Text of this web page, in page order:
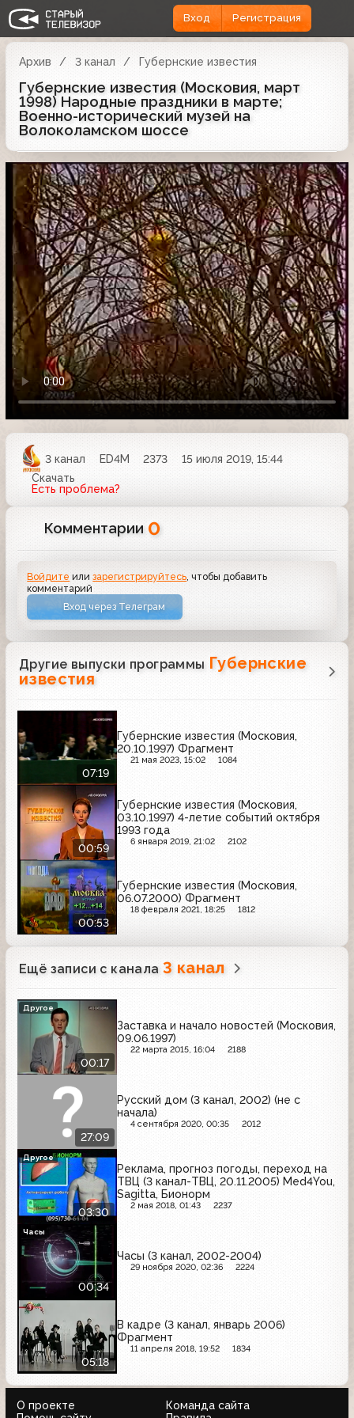
Вход Регистрация
Архив 3 канал Губернские известия
Губернские известия (Московия, март
1998) Народные праздники в марте;
Военно-исторический музей на
Волоколамском шоссе
3 канал ED4M 2373
15 июля 2019, 15:44
Скачать
Есть проблема?
Комментарии 0
Войдите илизарегистрируйтесь, чтобы добавить
комментарий
Вход через Телеграм
Другие выпуски программы Губернские
известия
07:19
Губернские известия (Московия,
20.10.1997) Фрагмент
21 мая 2023, 15:02 1084
00:59
Губернские известия (Московия,
03.10.1997) 4-летие событий октября
1993 года
6 января 2019, 21:02 2102
00:53
Губернские известия (Московия,
06.07.2000) Фрагмент
18 февраля 2021, 18:25 1812
Ещё записи с канала 3 канал
00:17
Заставка и начало новостей (Московия,
09.06.1997)
22 марта 2015, 16:04 2188
Другое
27:09
Русский дом (3 канал, 2002) (не с
начала)
4 сентября 2020, 00:35 2012
03:30
Реклама, прогноз погоды, переход на
ТВЦ (3 канал-ТВЦ, 20.11.2005) Med4You,
Sagitta, Бионорм
2 мая 2018, 01:43 2237
Другое
00:34
Часы (3 канал, 2002-2004)
29 ноября 2020, 02:36 2224
Часы
05:18
В кадре (3 канал, январь 2006)
Фрагмент
11 апреля 2018, 19:52 1834
О проекте
Команда сайта